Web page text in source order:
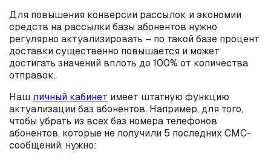
Для повышения конверсии рассылок и экономии
средств на рассылки базы абонентов нужно
регулярно актуализировать – по такой базе процент
доставки существенно повышается и может
достигать значений вплоть до 100% от количества
отправок.
Наш личный кабинет имеет штатную функцию
актуализации баз абонентов. Например, для того,
чтобы убрать из всех баз номера телефонов
абонентов, которые не получили 5 последних СМС-
сообщений, нужно: